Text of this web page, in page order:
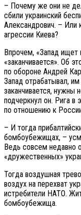
– Почему же они не
сбили украинский
Александрович. – Или
агрессии Киева?
Впрочем, «Запад ищет
«заканчивается». Об
по обороне Андрей
Запад отрабатывал,
заканчивается,
подчеркнул он. Рига в
по отношению к
– И тогда
бомбоубежищах, –
Ведь совсем недавно
«дружественных»
Тогда воздушная
воздух на перехват
истребители НАТО.
бомбоубежища.